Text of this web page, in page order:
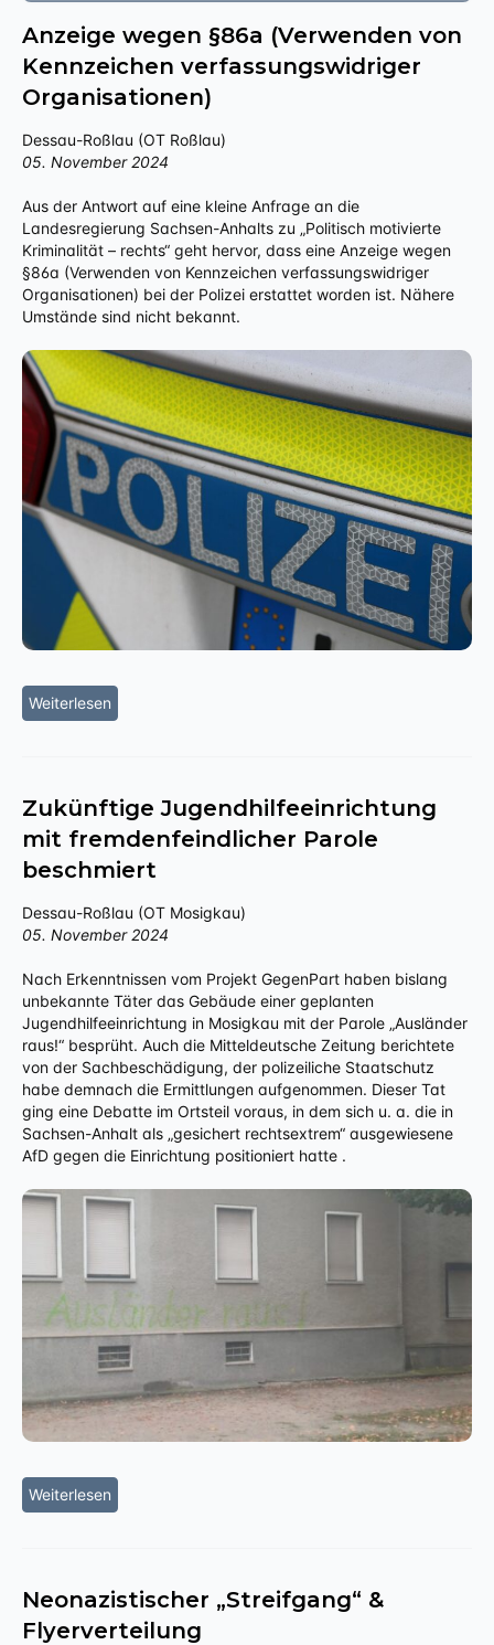
Anzeige wegen §86a (Verwenden von
Kennzeichen verfassungswidriger
Organisationen)
Dessau-Roßlau (OT Roßlau)
05. November 2024
Aus der Antwort auf eine kleine Anfrage an die
Landesregierung Sachsen-Anhalts zu „Politisch motivierte
Kriminalität – rechts“ geht hervor, dass eine Anzeige wegen
§86a (Verwenden von Kennzeichen verfassungswidriger
Organisationen) bei der Polizei erstattet worden ist. Nähere
Umstände sind nicht bekannt.
Weiterlesen
Zukünftige Jugendhilfeeinrichtung
mit fremdenfeindlicher Parole
beschmiert
Dessau-Roßlau (OT Mosigkau)
05. November 2024
Nach Erkenntnissen vom Projekt GegenPart haben bislang
unbekannte Täter das Gebäude einer geplanten
Jugendhilfeeinrichtung in Mosigkau mit der Parole „Ausländer
raus!“ besprüht. Auch die Mitteldeutsche Zeitung berichtete
von der Sachbeschädigung, der polizeiliche Staatschutz
habe demnach die Ermittlungen aufgenommen. Dieser Tat
ging eine Debatte im Ortsteil voraus, in dem sich u. a. die in
Sachsen-Anhalt als „gesichert rechtsextrem“ ausgewiesene
AfD gegen die Einrichtung positioniert hatte .
Weiterlesen
Neonazistischer „Streifgang“ &
Flyerverteilung